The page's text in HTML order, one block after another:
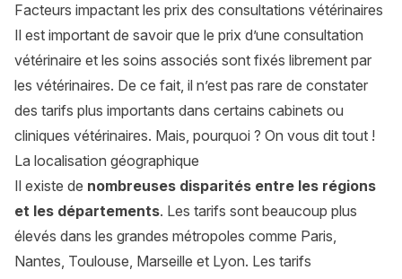
Facteurs impactant les prix des consultations vétérinaires
Il est important de savoir que le prix d’une consultation
vétérinaire et les soins associés sont fixés librement par
les vétérinaires. De ce fait, il n’est pas rare de constater
des tarifs plus importants dans certains cabinets ou
cliniques vétérinaires. Mais, pourquoi ? On vous dit tout !
La localisation géographique
Il existe de nombreuses disparités entre les régions
et les départements. Les tarifs sont beaucoup plus
élevés dans les grandes métropoles comme Paris,
Nantes, Toulouse, Marseille et Lyon. Les tarifs